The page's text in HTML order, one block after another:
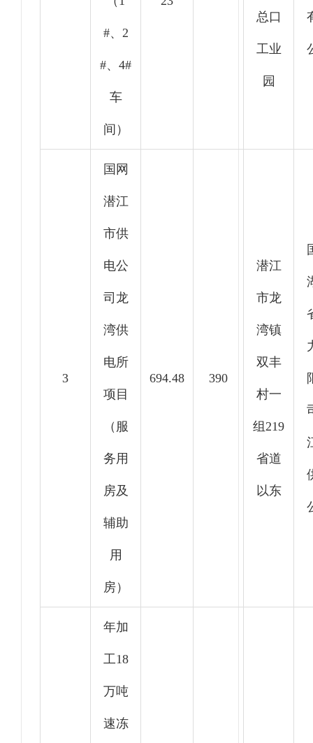
#、2
#、4#
车
间）
总口
工业
园
3
国网
潜江
市供
电公
司龙
湾供
电所
项目
（服
务用
房及
辅助
用
房）
694.48 390
潜江
市龙
湾镇
双丰
村一
组219
省道
以东
年加
工18
万吨
速冻